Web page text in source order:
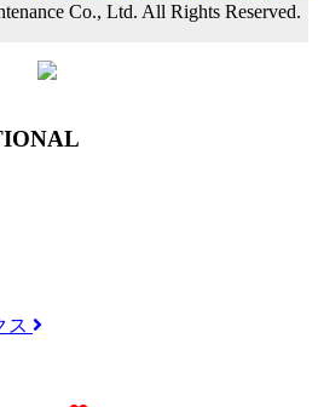
Co., Ltd. All Rights Reserved.
ス